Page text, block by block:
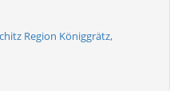
Region Königgrätz,